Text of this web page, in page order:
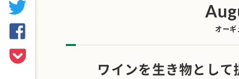
オーギ
ワインを生き物とし